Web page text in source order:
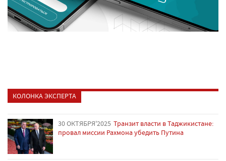
КОЛОНКА ЭКСПЕРТА
30 ОКТЯБРЯ'2025 Транзит власти в Таджикистане:
провал миссии Рахмона убедить Путина